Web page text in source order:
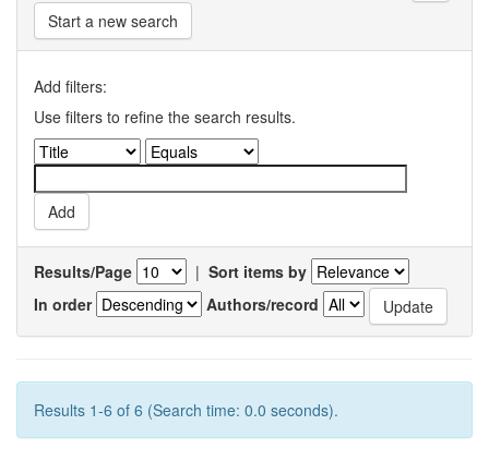
Start a new search
Add filters:
Use filters to refine the search results.
Results/Page | Sort items by
In order
Authors/record
Results 1-6 of 6 (Search time: 0.0 seconds).